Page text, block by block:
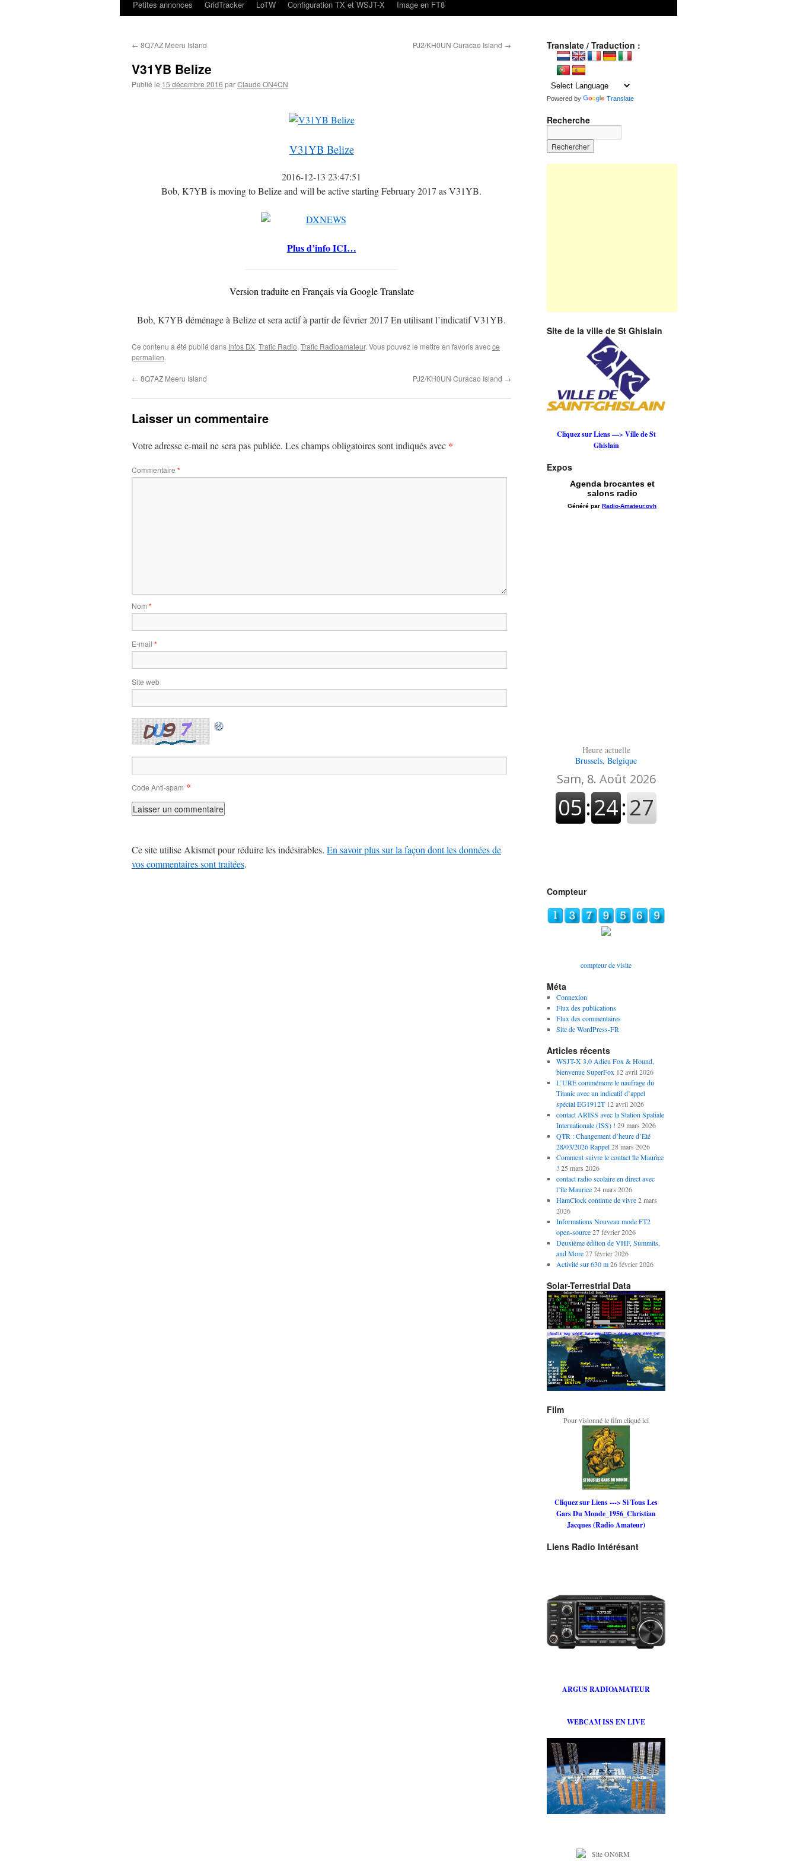
Petites annonces
GridTracker LoTW Configuration TX et WSJT-X Image en FT8
← 8Q7AZ Meeru Island PJ2/KH0UN Curacao Island →
V31YB Belize
Publié le 15 décembre 2016 parClaude ON4CN
V31YB Belize
2016-12-13 23:47:51
Bob, K7YB is moving to Belize and will be active starting February 2017 as V31YB.
Plus d’info ICI…
Version traduite en Français via Google Translate
Bob, K7YB déménage à Belize et sera actif à partir de février 2017 En utilisant l’indicatif V31YB.
Ce contenu a été publié dans Infos DX, Trafic Radio, Trafic Radioamateur. Vous pouvez le mettre en favoris avecce
permalien.
← 8Q7AZ Meeru Island PJ2/KH0UN Curacao Island →
Laisser un commentaire
Votre adresse e-mail ne sera pas publiée. Les champs obligatoires sont indiqués avec *
Commentaire *
Nom *
E-mail *
Site web
Code Anti-spam *
Ce site utilise Akismet pour réduire les indésirables. En savoir plus sur la façon dont les données de
vos commentaires sont traitées.
Translate / Traduction :
Powered by Translate
Recherche
Site de la ville de St Ghislain
Cliquez sur Liens —> Ville de St
Ghislain
Expos
Heure actuelle
Brussels, Belgique
Compteur
compteur de visite
Méta
Connexion
Flux des publications
Flux des commentaires
Site de WordPress-FR
Articles récents
WSJT-X 3.0 Adieu Fox & Hound,
bienvenue SuperFox 12 avril 2026
L’URE commémore le naufrage du
Titanic avec un indicatif d’appel
spécial EG1912T 12 avril 2026
contact ARISS avec la Station Spatiale
Internationale (ISS) ! 29 mars 2026
QTR : Changement d’heure d’Eté
28/03/2026 Rappel 28 mars 2026
Comment suivre le contact île Maurice
? 25 mars 2026
contact radio scolaire en direct avec
l’île Maurice 24 mars 2026
HamClock continue de vivre 2 mars
2026
Informations Nouveau mode FT2
open-source 27 février 2026
Deuxième édition de VHF, Summits,
and More 27 février 2026
Activité sur 630 m 26 février 2026
Solar-Terrestrial Data
Film
Pour visionné le film cliqué ici
Cliquez sur Liens ---> Si Tous Les
Gars Du Monde_1956_Christian
Jacques (Radio Amateur)
Liens Radio Intérésant
ARGUS RADIOAMATEUR
WEBCAM ISS EN LIVE